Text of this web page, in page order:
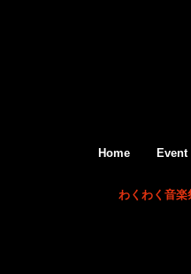
Home
わくわく音楽